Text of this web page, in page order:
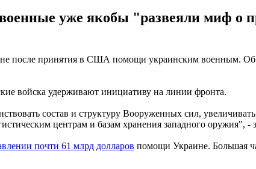
уже якобы "развеяли миф о
после принятия в США помощи украинским военным.
войска удерживают инициативу на линии фронта.
состав и структуру Вооруженных сил,
центрам и базам хранения западного оружия", -
почти 61 млрд долларов помощи Украине. Большая